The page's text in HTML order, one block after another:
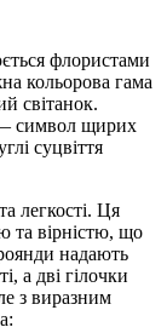
флористами
кольорова гама
світанок.
— символ щирих
суцвіття
легкості. Ця
та вірністю, що
надають
а дві гілочки
з виразним